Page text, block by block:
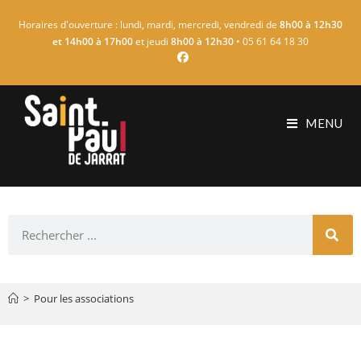
Horaires d'ouverture : lundi, mardi, mercredi, vendredi de 8h00 à 12h30
et 14h00 à 17h00et jeudi 8h00 à 12h30 • 05 61 64 18 30
MENU
> Pour les associations